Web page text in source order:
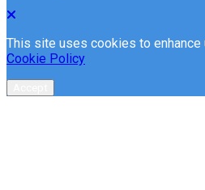
This site uses cookies to enhance
Cookie Policy